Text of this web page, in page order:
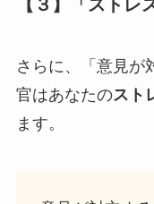
【３】「ストレ
さらに、「意見が
官はあなたのスト
ます。